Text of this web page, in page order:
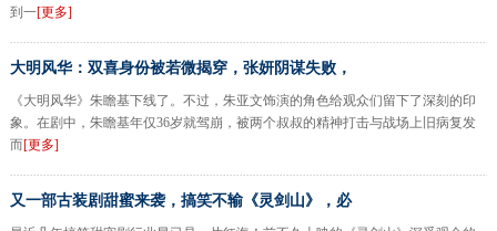
到一[更多]
大明风华：双喜身份被若微揭穿，张妍阴谋失败，
《大明风华》朱瞻基下线了。不过，朱亚文饰演的角色给观众们留下了深刻的印
象。在剧中，朱瞻基年仅36岁就驾崩，被两个叔叔的精神打击与战场上旧病复发
而[更多]
又一部古装剧甜蜜来袭，搞笑不输《灵剑山》，必